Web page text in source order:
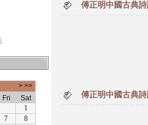
傅正明中國古典
傅正明中國古典